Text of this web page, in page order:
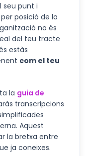
seu punt i
posició de la
no és
del teu tracte
estàs
com el teu
la guia de
transcripcions
Aquest
la bretxa entre
ja coneixes.